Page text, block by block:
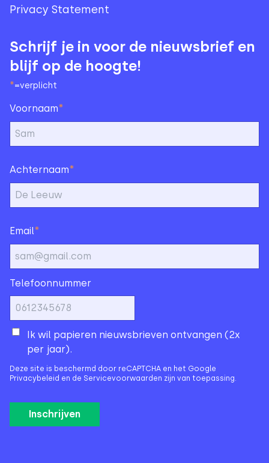
Privacy Statement
Schrijf je in voor de nieuwsbrief en
blijf op de hoogte!
*=verplicht
Voornaam*
Achternaam*
Email*
Telefoonnummer
Ik wil papieren nieuwsbrieven ontvangen (2x
per jaar).
Deze site is beschermd door reCAPTCHA en het Google
Privacybeleid en de Servicevoorwaarden zijn van toepassing.